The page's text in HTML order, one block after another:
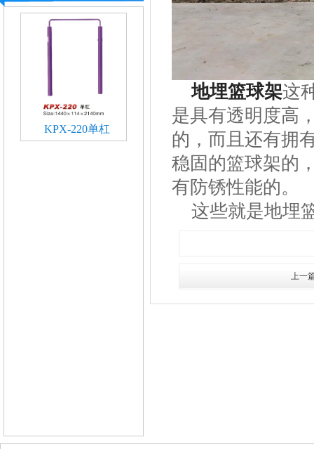
KPX-220单杠
地埋篮球架这
是具有透明度高
的，而且还有拥
稳固的篮球架的
有防锈性能的。
这些就是地埋
上一